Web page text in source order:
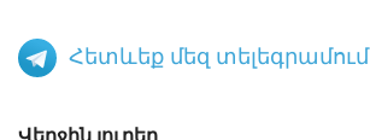
Հետևեք մեզ տելեգրամում